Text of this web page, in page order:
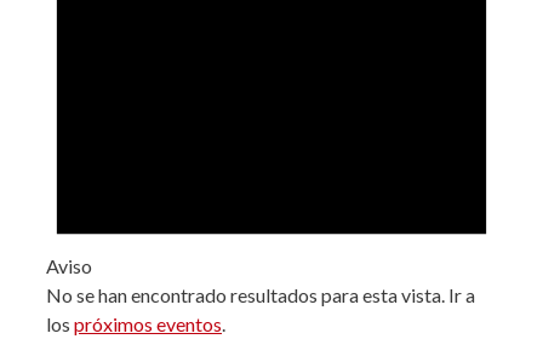
Aviso
No se han encontrado resultados para esta vista. Ir a
los próximos eventos